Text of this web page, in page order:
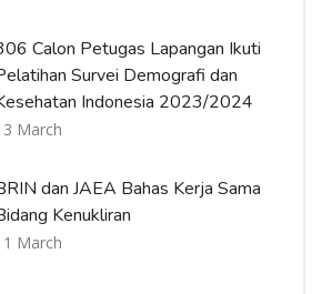
Calon Petugas Lapangan Ikuti
Survei Demografi dan
Indonesia 2023/2024
March
dan JAEA Bahas Kerja Sama
Kenukliran
March